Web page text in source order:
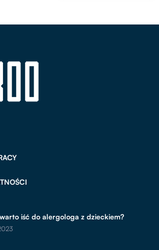
iść do alergologa z dzieckiem?